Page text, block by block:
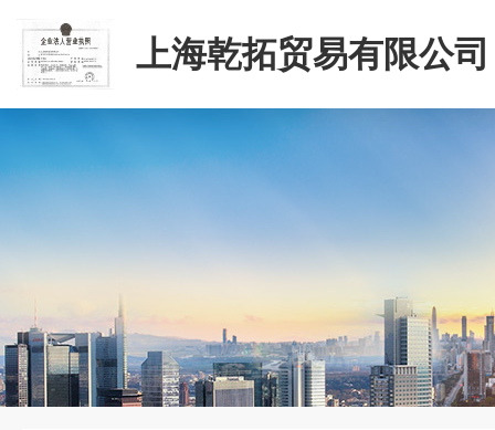
上海乾拓贸易有限公司